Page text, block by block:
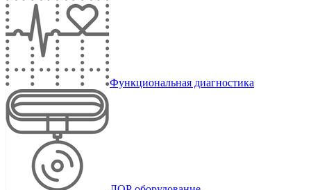
Функциональная диагностика